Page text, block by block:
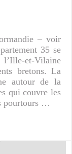
– voir
35 se
et-Vilaine
bretons. La
autour de la
qui couvre les
pourtours …